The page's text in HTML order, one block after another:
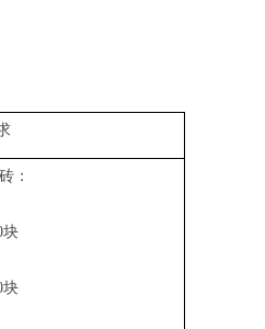
：
块
块